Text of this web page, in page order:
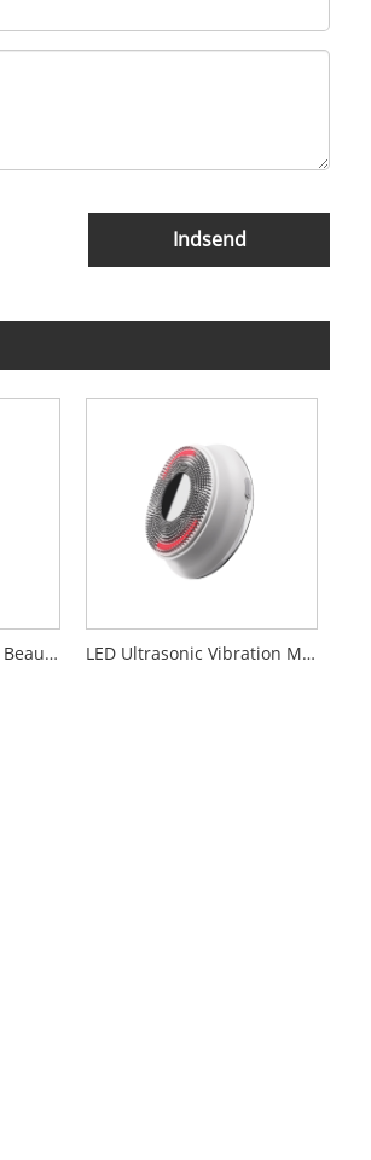
Indsend
17MHz Booster Sonic Beauty-enhed LED Ultrasonic Vibration Massage Ansigtsrens